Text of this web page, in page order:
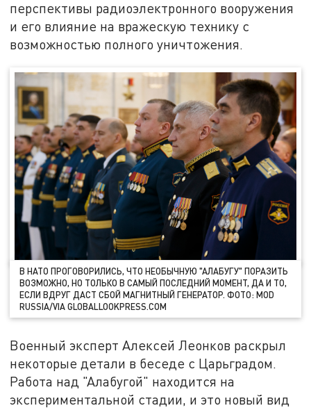
перспективы радиоэлектронного вооружения
и его влияние на вражескую технику с
возможностью полного уничтожения.
В НАТО ПРОГОВОРИЛИСЬ, ЧТО НЕОБЫЧНУЮ "АЛАБУГУ" ПОРАЗИТЬ
ВОЗМОЖНО, НО ТОЛЬКО В САМЫЙ ПОСЛЕДНИЙ МОМЕНТ, ДА И ТО,
ЕСЛИ ВДРУГ ДАСТ СБОЙ МАГНИТНЫЙ ГЕНЕРАТОР. ФОТО: MOD
RUSSIA/VIA GLOBALLOOKPRESS.COM
Военный эксперт Алексей Леонков раскрыл
некоторые детали в беседе с Царьградом.
Работа над "Алабугой" находится на
экспериментальной стадии, и это новый вид